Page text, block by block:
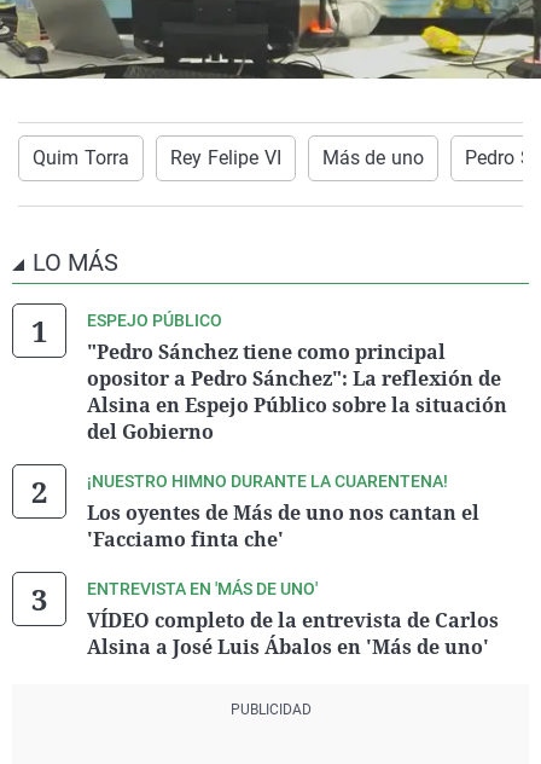
Quim Torra Rey Felipe VI Más de uno Pedro
LO MÁS
ESPEJO PÚBLICO
"Pedro Sánchez tiene como principal
opositor a Pedro Sánchez": La reflexión de
Alsina en Espejo Público sobre la situación
del Gobierno
¡NUESTRO HIMNO DURANTE LA CUARENTENA!
Los oyentes de Más de uno nos cantan el
'Facciamo finta che'
ENTREVISTA EN 'MÁS DE UNO'
VÍDEO completo de la entrevista de Carlos
Alsina a José Luis Ábalos en 'Más de uno'